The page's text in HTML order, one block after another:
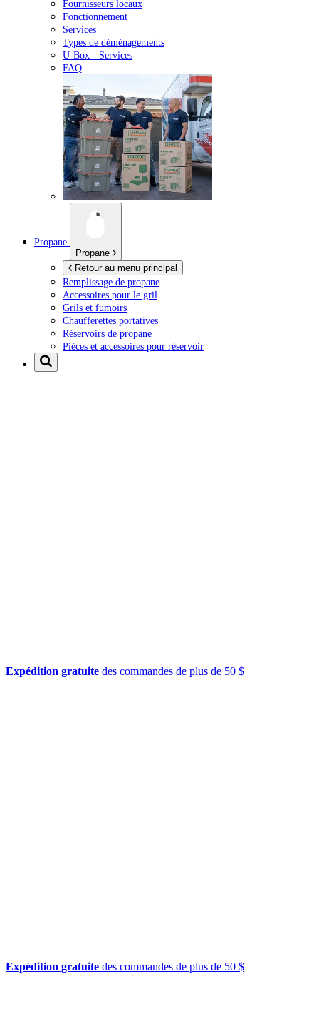
Fournisseurs locaux
Fonctionnement
Services
Types de déménagements
U-Box - Services
FAQ
Propane
Propane
Retour au menu principal
Remplissage de propane
Accessoires pour le gril
Grils et fumoirs
Chaufferettes portatives
Réservoirs de propane
Pièces et accessoires pour réservoir
Expédition gratuite des commandes de plus de 50 $
Expédition gratuite des commandes de plus de 50 $